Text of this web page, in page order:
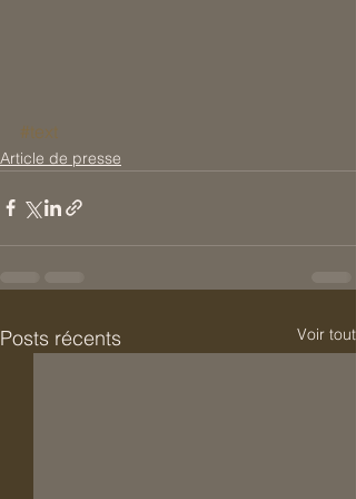
#text
Article de presse
Posts récents Voir tout